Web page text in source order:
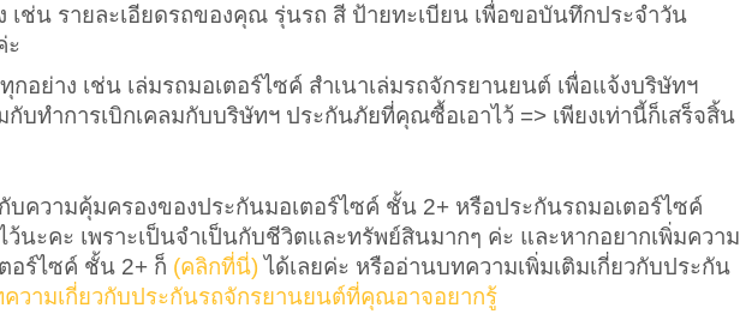
เช่น รายละเอียดรถของคุณ รุ่นรถ สี ป้ายทะเบียน เพื่อขอบันทึกประจำวัน
ะ
กอย่าง เช่น เล่มรถมอเตอร์ไซค์ สำเนาเล่มรถจักรยานยนต์ เพื่อแจ้งบริษัทฯ
บทำการเบิกเคลมกับบริษัทฯ ประกันภัยที่คุณซื้อเอาไว้ => เพียงเท่านี้ก็เสร็จสิ้น
บความคุ้มครองของประกันมอเตอร์ไซค์ ชั้น 2+ หรือประกันรถมอเตอร์ไซค์
ว้นะคะ เพราะเป็นจำเป็นกับชีวิตและทรัพย์สินมากๆ ค่ะ และหากอยากเพิ่มความ
อร์ไซค์ ชั้น 2+ ก็ (คลิกที่นี่) ได้เลยค่ะ หรืออ่านบทความเพิ่มเติมเกี่ยวกับประกัน
วามเกี่ยวกับประกันรถจักรยานยนต์ที่คุณอาจอยากรู้